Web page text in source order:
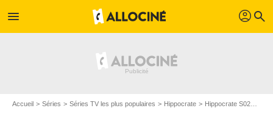
menu profil search
Accueil Séries Séries TV les plus populaires Hippocrate Hippocrate S02